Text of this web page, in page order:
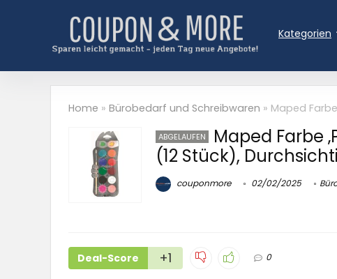
Kategorien
Home » Bürobedarf und Schreibwaren » Maped
ABGELAUFEN
Maped Farbe
(12 Stück),
couponmore 02/02/2025
Deal-Score +1 0